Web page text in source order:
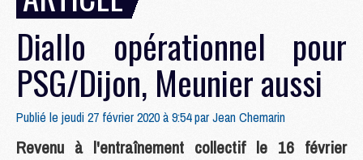
Diallo opérationnel pour
PSG/Dijon, Meunier aussi
Publié le jeudi 27 février 2020 à 9:54 parJean Chemarin
Revenu à l'entraînement collectif le 16 février